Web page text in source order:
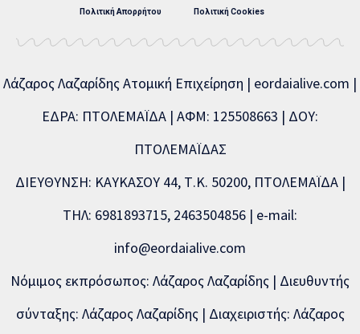
Πολιτική Απορρήτου Πολιτική Cookies
Λάζαρος Λαζαρίδης Ατομική Επιχείρηση | eordaialive.com |
ΕΔΡΑ: ΠΤΟΛΕΜΑΪΔΑ | ΑΦΜ: 125508663 | ΔΟΥ:
ΠΤΟΛΕΜΑΪΔΑΣ
ΔΙΕΥΘΥΝΣΗ: ΚΑΥΚΑΣΟΥ 44, Τ.Κ. 50200, ΠΤΟΛΕΜΑΪΔΑ |
ΤΗΛ: 6981893715, 2463504856 | e-mail:
info@eordaialive.com
Νόμιμος εκπρόσωπος: Λάζαρος Λαζαρίδης | Διευθυντής
σύνταξης: Λάζαρος Λαζαρίδης | Διαχειριστής: Λάζαρος